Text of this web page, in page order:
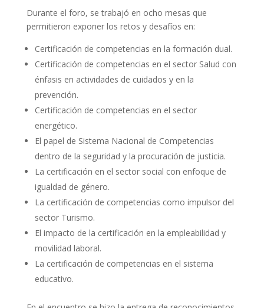
Durante el foro, se trabajó en ocho mesas que
permitieron exponer los retos y desafíos en:
Certificación de competencias en la formación dual.
Certificación de competencias en el sector Salud con
énfasis en actividades de cuidados y en la
prevención.
Certificación de competencias en el sector
energético.
El papel de Sistema Nacional de Competencias
dentro de la seguridad y la procuración de justicia.
La certificación en el sector social con enfoque de
igualdad de género.
La certificación de competencias como impulsor del
sector Turismo.
El impacto de la certificación en la empleabilidad y
movilidad laboral.
La certificación de competencias en el sistema
educativo.